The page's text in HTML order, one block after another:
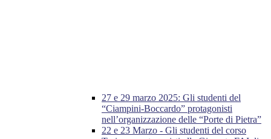
27 e 29 marzo 2025: Gli studenti del
“Ciampini-Boccardo” protagonisti
nell’organizzazione delle “Porte di Pietra”
22 e 23 Marzo - Gli studenti del corso